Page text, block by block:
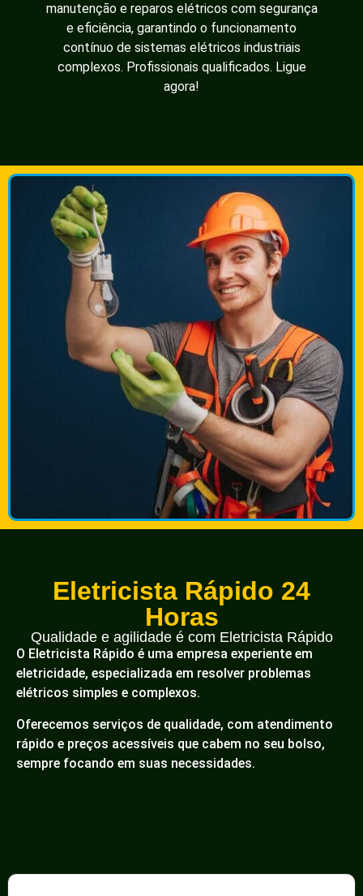
manutenção e reparos elétricos com segurança
e eficiência, garantindo o funcionamento
contínuo de sistemas elétricos industriais
complexos. Profissionais qualificados. Ligue
agora!
Eletricista Rápido 24
Horas
Qualidade e agilidade é com Eletricista Rápido
O Eletricista Rápido é uma empresa experiente em
eletricidade, especializada em resolver problemas
elétricos simples e complexos.
Oferecemos serviços de qualidade, com atendimento
rápido e preços acessíveis que cabem no seu bolso,
sempre focando em suas necessidades.